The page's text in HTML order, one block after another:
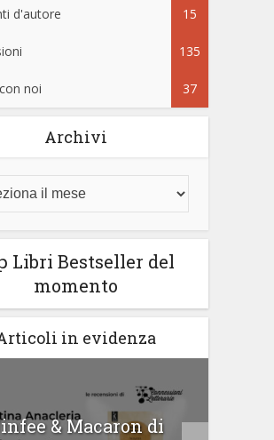
d'autore 15
135
noi 37
Archivi
Libri Bestseller del
momento
in evidenza
& Macaron di